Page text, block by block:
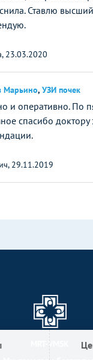
Ставлю
23.03.2020
Марьино, УЗИ почек
и оперативно. По
спасибо доктору
29.11.2019
MRT-VMSK